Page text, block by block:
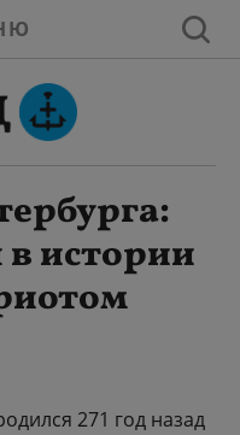
в истории
271 год назад